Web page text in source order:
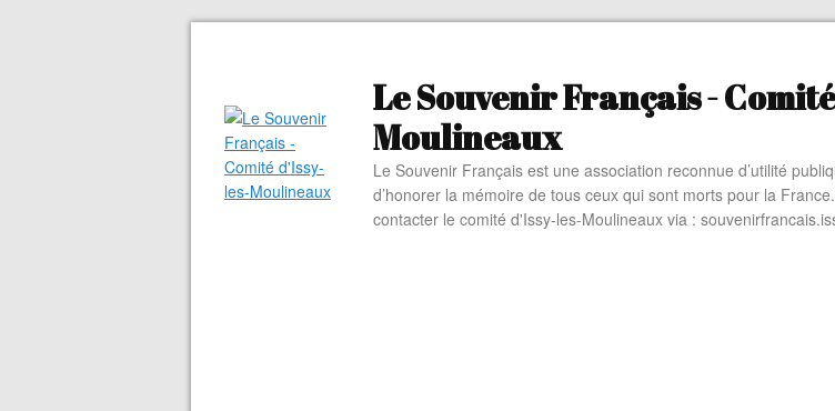
Le Souvenir Français -
Moulineaux
Le Souvenir Français est une association reconnue d’utilité
d’honorer la mémoire de tous ceux qui sont morts pour la
contacter le comité d'Issy-les-Moulineaux via :